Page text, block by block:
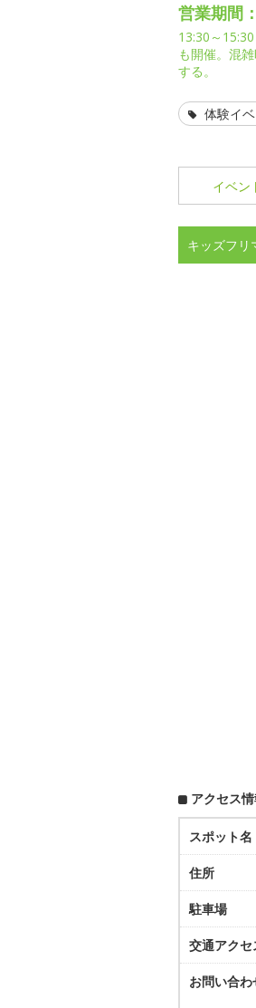
営業期間
13:30～
も開催。混
する。
体験イ
イベン
キッズフリ
アクセス
スポット名
住所
駐車場
交通アクセ
お問い合わ